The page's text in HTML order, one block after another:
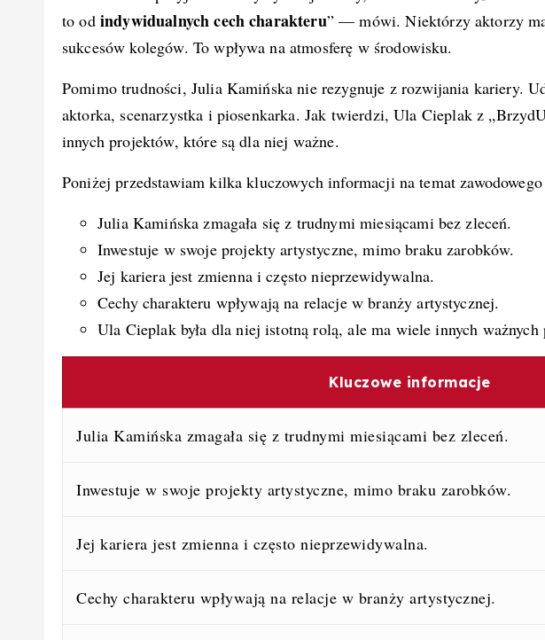
to od indywidualnych cech charakteru” — mówi. Niektórzy aktorzy
sukcesów kolegów. To wpływa na atmosferę w środowisku.
Pomimo trudności, Julia Kamińska nie rezygnuje z rozwijania kariery.
aktorka, scenarzystka i piosenkarka. Jak twierdzi, Ula Cieplak z
innych projektów, które są dla niej ważne.
Poniżej przedstawiam kilka kluczowych informacji na temat
Julia Kamińska zmagała się z trudnymi miesiącami bez zleceń.
Inwestuje w swoje projekty artystyczne, mimo braku zarobków.
Jej kariera jest zmienna i często nieprzewidywalna.
Cechy charakteru wpływają na relacje w branży artystycznej.
Ula Cieplak była dla niej istotną rolą, ale ma wiele innych ważnych
Kluczowe informacje
Julia Kamińska zmagała się z trudnymi miesiącami bez zleceń.
Inwestuje w swoje projekty artystyczne, mimo braku zarobków.
Jej kariera jest zmienna i często nieprzewidywalna.
Cechy charakteru wpływają na relacje w branży artystycznej.